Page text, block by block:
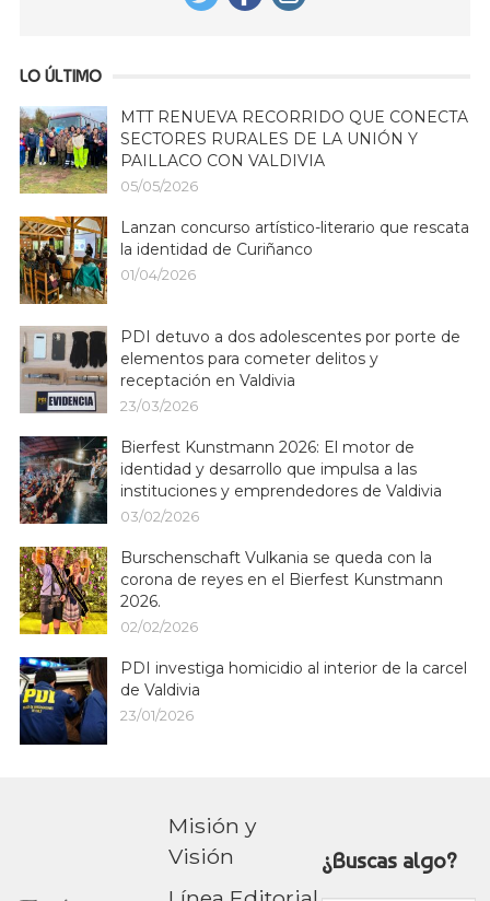
LO ÚLTIMO
MTT RENUEVA RECORRIDO QUE CONECTA
SECTORES RURALES DE LA UNIÓN Y
PAILLACO CON VALDIVIA
05/05/2026
Lanzan concurso artístico-literario que rescata
la identidad de Curiñanco
01/04/2026
PDI detuvo a dos adolescentes por porte de
elementos para cometer delitos y
receptación en Valdivia
23/03/2026
Bierfest Kunstmann 2026: El motor de
identidad y desarrollo que impulsa a las
instituciones y emprendedores de Valdivia
03/02/2026
Burschenschaft Vulkania se queda con la
corona de reyes en el Bierfest Kunstmann
2026.
02/02/2026
PDI investiga homicidio al interior de la carcel
de Valdivia
23/01/2026
Misión y
Visión
¿Buscas algo?